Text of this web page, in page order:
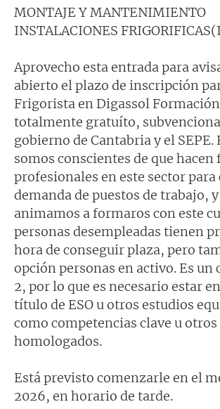
MONTAJE Y MANTENIMIENTO
INSTALACIONES
Aprovecho esta entrada para
abierto el plazo de inscripción
Frigorista en Digassol
totalmente gratuíto,
gobierno de Cantabria y el SEPE.
somos conscientes de que
profesionales en este sector
demanda de puestos de trabajo, y
animamos a formaros con este
personas desempleadas tienen
hora de conseguir plaza, pero
opción personas en activo. Es un
2, por lo que es necesario estar
título de ESO u otros estudios
como competencias clave u
homologados.
Está previsto comenzarle en el
2026, en horario de tarde.